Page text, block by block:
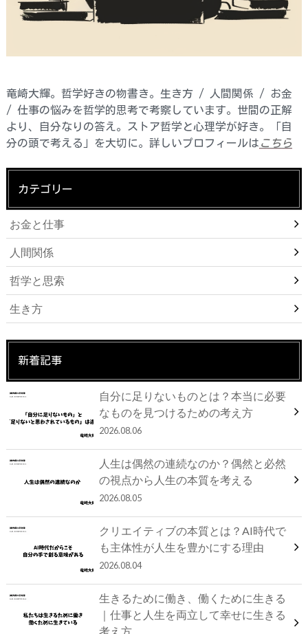
竜崎大輝。哲学好きの物書き。生き方 / 人間関係 / お金
/ 仕事の悩みを哲学的思考で考察しています。世間の正解
より、自分なりの答え。ストア哲学と心理学が好き。「自
分の頭で考える」を大切に。詳しいプロフィールは こちら
カテゴリー
お金と仕事
人間関係
哲学と思索
生き方
新着記事
自分に足りないものとは？本当に必要
なものを見つけるための考え方
2026.08.06
人生は偶然の連続なのか？偶然と必然
の視点から人生の本質を考える
2026.08.05
クリエイティブの本質とは？AI時代で
も主体性が人生を豊かにする理由
2026.08.04
生きるために働き、働くために生きる
｜仕事と人生を両立して幸せに生きる
考え方